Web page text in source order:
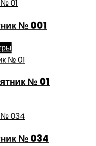
№ 001
товар
несколько
можно
выбрать
№ 01
№ 034